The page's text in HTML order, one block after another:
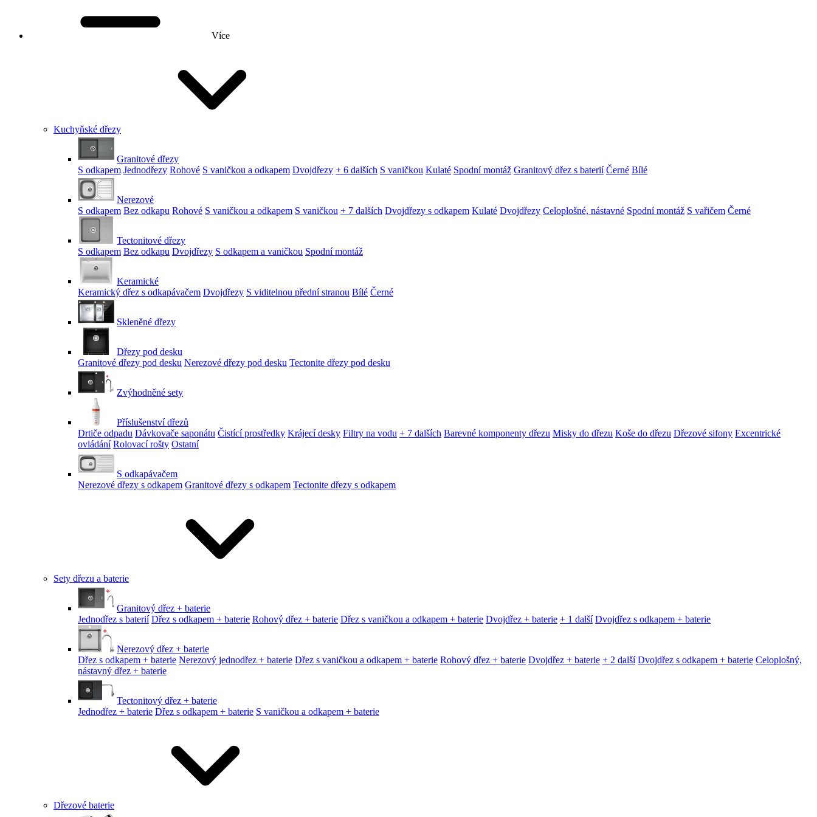
Více
Kuchyňské dřezy
Granitové dřezy
S odkapem Jednodřezy Rohové S vaničkou a odkapem Dvojdřezy + 6 dalších S vaničkou Kulaté Spodní montáž Granitový dřez s baterií Černé Bílé
Nerezové
S odkapem Bez odkapu Rohové S vaničkou a odkapem S vaničkou + 7 dalších Dvojdřezy s odkapem Kulaté Dvojdřezy Celoplošné, nástavné Spodní montáž S vařičem Černé
Tectonitové dřezy
S odkapem Bez odkapu Dvojdřezy S odkapem a vaničkou Spodní montáž
Keramické
Keramický dřez s odkapávačem Dvojdřezy S viditelnou přední stranou Bílé Černé
Skleněné dřezy
Dřezy pod desku
Granitové dřezy pod desku Nerezové dřezy pod desku Tectonite dřezy pod desku
Zvýhodněné sety
Příslušenství dřezů
Drtiče odpadu Dávkovače saponátu Čistící prostředky Krájecí desky Filtry na vodu + 7 dalších Barevné komponenty dřezu Misky do dřezu Koše do dřezu Dřezové sifony Excentrické
ovládání Rolovací rošty Ostatní
S odkapávačem
Nerezové dřezy s odkapem Granitové dřezy s odkapem Tectonite dřezy s odkapem
Sety dřezu a baterie
Granitový dřez + baterie
Jednodřez s baterií Dřez s odkapem + baterie Rohový dřez + baterie Dřez s vaničkou a odkapem + baterie Dvojdřez + baterie + 1 další Dvojdřez s odkapem + baterie
Nerezový dřez + baterie
Dřez s odkapem + baterie Nerezový jednodřez + baterie Dřez s vaničkou a odkapem + baterie Rohový dřez + baterie Dvojdřez + baterie + 2 další Dvojdřez s odkapem + baterie Celoplošný,
nástavný dřez + baterie
Tectonitový dřez + baterie
Jednodřez + baterie Dřez s odkapem + baterie S vaničkou a odkapem + baterie
Dřezové baterie